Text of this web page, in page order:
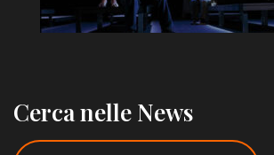
Cerca nelle News